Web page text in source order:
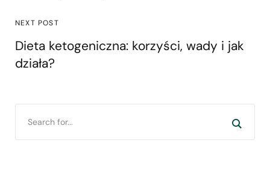
NEXT POST
Dieta ketogeniczna: korzyści, wady i jak
działa?